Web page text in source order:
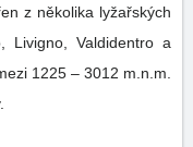
z několika lyžařských
Livigno, Valdidentro a
1225 – 3012 m.n.m.